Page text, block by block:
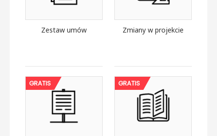
Zestaw umów Zmiany w projekcie
GRATIS GRATIS